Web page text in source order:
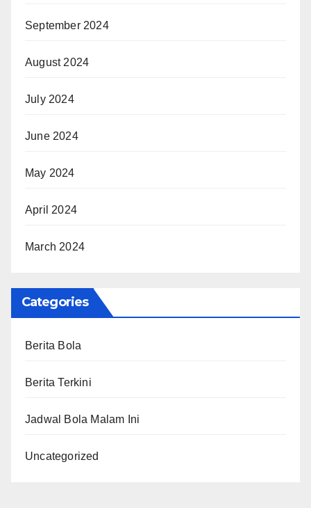
September 2024
August 2024
July 2024
June 2024
May 2024
April 2024
March 2024
Categories
Berita Bola
Berita Terkini
Jadwal Bola Malam Ini
Uncategorized